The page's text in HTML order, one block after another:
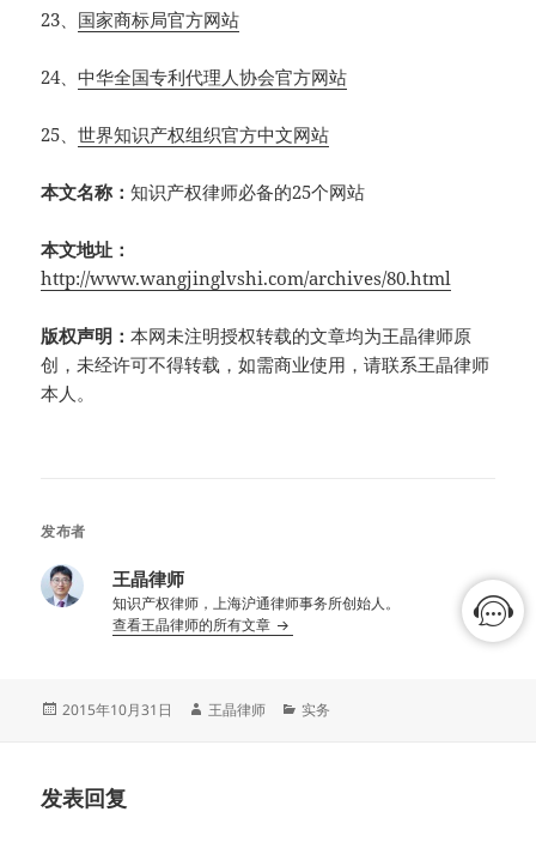
23、 国家商标局官方网站
24、中华全国专利代理人协会官方网站
25、世界知识产权组织官方中文网站
本文名称：知识产权律师必备的25个网站
本文地址：
http://www.wangjinglvshi.com/archives/80.html
版权声明：本网未注明授权转载的文章均为王晶律师原
创，未经许可不得转载，如需商业使用，请联系王晶律师
本人。
发布者
王晶律师
知识产权律师，上海沪通律师事务所创始人。
查看王晶律师的所有文章
发
2015年10月31日
作
王晶律师
分
实务
发表回复